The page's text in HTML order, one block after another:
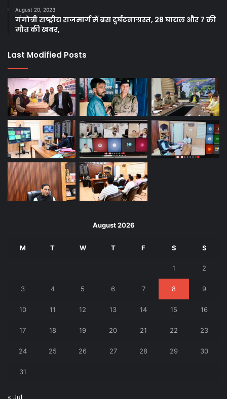
August 20, 2023
गंगोत्री राष्ट्रीय राजमार्ग में बस दुर्घटनाग्रस्त, 28 घायल और 7 की
मौत की खबर,
Last Modified Posts
August 2026
M T W T F S S
1 2
3 4 5 6 7 8 9
10 11 12 13 14 15 16
17 18 19 20 21 22 23
24 25 26 27 28 29 30
31
« Jul